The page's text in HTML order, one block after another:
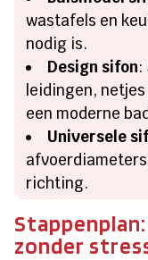
wastafels en
nodig is.
Design sifon:
leidingen,
een moderne
Universele
richting.
zonder